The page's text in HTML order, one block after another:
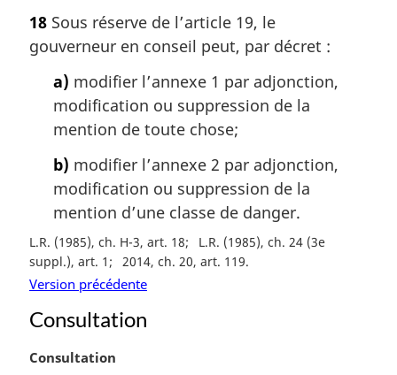
t
e
:
18 Sous réserve de l’article 19, le
gouverneur en conseil peut, par décret :
a) modifier l’annexe 1 par adjonction,
modification ou suppression de la
mention de toute chose;
b) modifier l’annexe 2 par adjonction,
modification ou suppression de la
mention d’une classe de danger.
L.R. (1985), ch. H-3, art. 18
L.R. (1985), ch. 24 (3e
suppl.), art. 1
2014, ch. 20, art. 119
Version précédente
Consultation
N
Consultation